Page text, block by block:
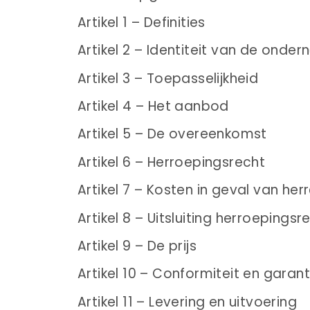
Artikel 1 – Definities
Artikel 2 – Identiteit van de
Artikel 3 – Toepasselijkheid
Artikel 4 – Het aanbod
Artikel 5 – De overeenkomst
Artikel 6 – Herroepingsrecht
Artikel 7 – Kosten in geval van
Artikel 8 – Uitsluiting
Artikel 9 – De prijs
Artikel 10 – Conformiteit en
Artikel 11 – Levering en uitvoering